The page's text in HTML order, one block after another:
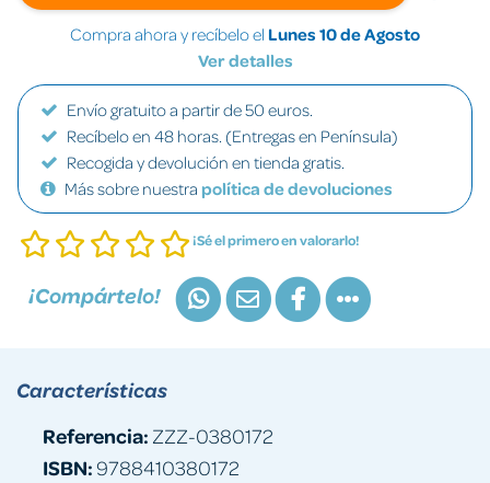
Compra ahora y recíbelo el Lunes 10 de Agosto
Ver detalles
Envío gratuito a partir de 50 euros.
Recíbelo en 48 horas. (Entregas en Península)
Recogida y devolución en tienda gratis.
Más sobre nuestra política de devoluciones
¡Sé el primero en valorarlo!
¡Compártelo!
Características
Referencia: ZZZ-0380172
ISBN:9788410380172